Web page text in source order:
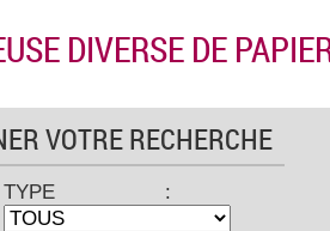
DIVERSE DE
VOTRE RECHERCHE
TYPE :